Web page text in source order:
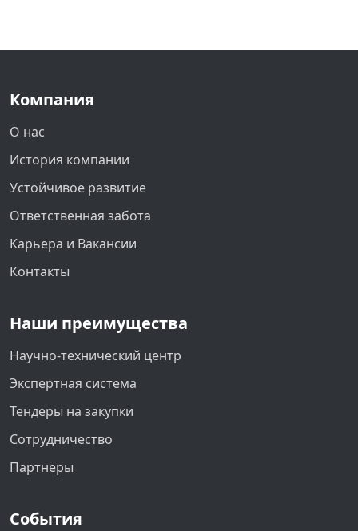
Компания
О нас
История компании
Устойчивое развитие
Ответственная забота
Карьера и Вакансии
Контакты
Наши преимущества
Научно-технический центр
Экспертная система
Тендеры на закупки
Сотрудничество
Партнеры
События